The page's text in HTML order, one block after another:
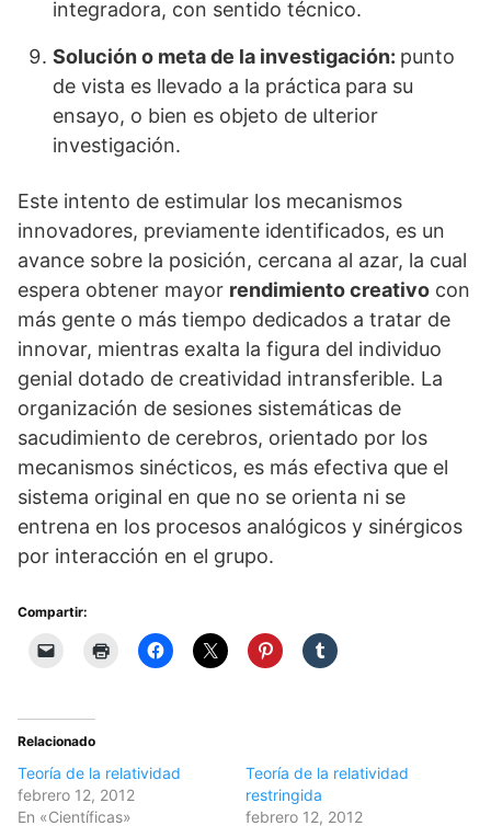
integradora, con sentido técnico.
Solución o meta de la investigación: punto
de vista es llevado a la práctica para su
ensayo, o bien es objeto de ulterior
investigación.
Este intento de estimular los mecanismos
innovadores, previamente identificados, es un
avance sobre la posición, cercana al azar, la cual
espera obtener mayor rendimiento creativo con
más gente o más tiempo dedicados a tratar de
innovar, mientras exalta la figura del individuo
genial dotado de creatividad intransferible. La
organización de sesiones sistemáticas de
sacudimiento de cerebros, orientado por los
mecanismos sinécticos, es más efectiva que el
sistema original en que no se orienta ni se
entrena en los procesos analógicos y sinérgicos
por interacción en el grupo.
Compartir:
Relacionado
Teoría de la relatividad
febrero 12, 2012
En «Científicas»
Teoría de la relatividad
restringida
febrero 12, 2012